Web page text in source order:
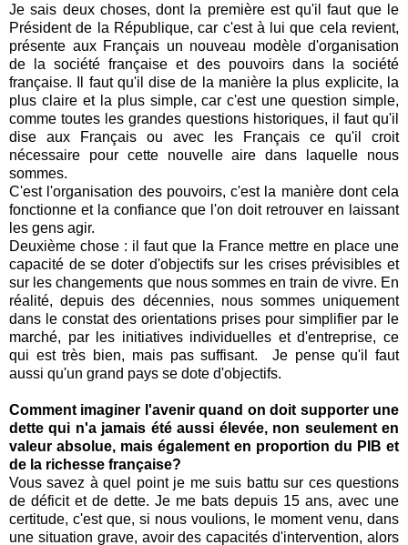
Je sais deux choses, dont la première est qu'il faut que le
Président de la République, car c'est à lui que cela revient,
présente aux Français un nouveau modèle d'organisation
de la société française et des pouvoirs dans la société
française. Il faut qu'il dise de la manière la plus explicite, la
plus claire et la plus simple, car c'est une question simple,
comme toutes les grandes questions historiques, il faut qu'il
dise aux Français ou avec les Français ce qu'il croit
nécessaire pour cette nouvelle aire dans laquelle nous
sommes.
C'est l'organisation des pouvoirs, c'est la manière dont cela
fonctionne et la confiance que l'on doit retrouver en laissant
les gens agir.
Deuxième chose : il faut que la France mettre en place une
capacité de se doter d'objectifs sur les crises prévisibles et
sur les changements que nous sommes en train de vivre. En
réalité, depuis des décennies, nous sommes uniquement
dans le constat des orientations prises pour simplifier par le
marché, par les initiatives individuelles et d'entreprise, ce
qui est très bien, mais pas suffisant. Je pense qu'il faut
aussi qu'un grand pays se dote d'objectifs.
Comment imaginer l'avenir quand on doit supporter une
dette qui n'a jamais été aussi élevée, non seulement en
valeur absolue, mais également en proportion du PIB et
de la richesse française?
Vous savez à quel point je me suis battu sur ces questions
de déficit et de dette. Je me bats depuis 15 ans, avec une
certitude, c'est que, si nous voulions, le moment venu, dans
une situation grave, avoir des capacités d'intervention, alors